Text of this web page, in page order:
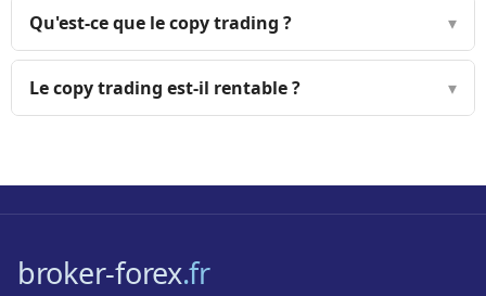
Qu'est-ce que le copy trading ? ▾
Le copy trading est-il rentable ? ▾
broker-forex.fr